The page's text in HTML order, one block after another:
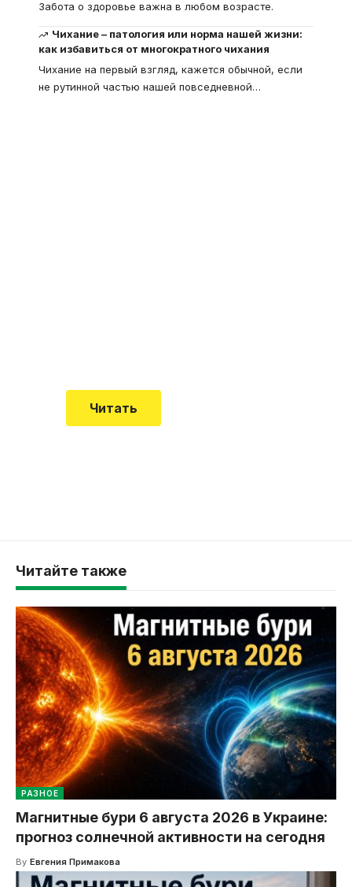
Забота о здоровье важна в любом возрасте.
Чихание – патология или норма нашей жизни:
как избавиться от многократного чихания
Чихание на первый взгляд, кажется обычной, если
не рутинной частью нашей повседневной…
Читать
Читайте также
РАЗНОЕ
Магнитные бури 6 августа 2026 в Украине:
прогноз солнечной активности на сегодня
By Евгения Примакова